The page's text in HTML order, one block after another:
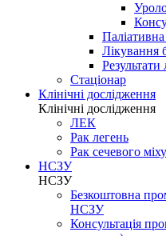
Лікування
Результати
Стаціонар
Клінічні дослідження
Клінічні дослідження
ЛЕК
Рак легень
Рак сечевого
НСЗУ
НСЗУ
Безкоштовна
НСЗУ
Консультація